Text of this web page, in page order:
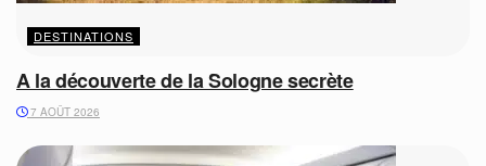
DESTINATIONS
A la découverte de la Sologne secrète
7 AOÛT 2026